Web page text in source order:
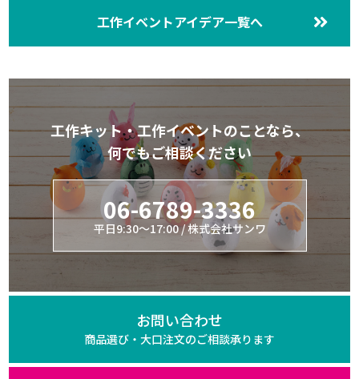
工作イベントアイデア一覧へ
工作キット・工作イベントのことなら、
何でもご相談ください
06-6789-3336
平日9:30～17:00 / 株式会社サンワ
お問い合わせ
商品選び・大口注文のご相談承ります